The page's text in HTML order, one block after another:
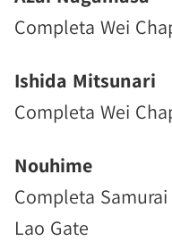
Completa Wei
Ishida Mitsunari
Completa Wei
Nouhime
Completa
Lao Gate